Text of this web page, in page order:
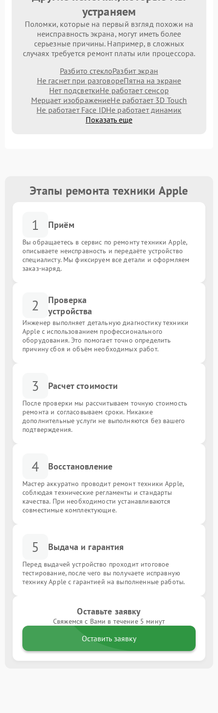
устраняем
Поломки, которые на первый взгляд похожи на
неисправность экрана, могут иметь более
серьезные причины. Например, в сложных
случаях требуется ремонт платы или процессора.
Разбито стеклоРазбит экран
Не гаснет при разговореПятна на экране
Нет подсветкиНе работает сенсор
Мерцает изображениеНе работает 3D Touch
Не работает Face IDНе работает динамик
Показать еще
Этапы ремонта техники Apple
1 Приём
Вы обращаетесь в сервис по ремонту техники Apple,
описываете неисправность и передаёте устройство
специалисту. Мы фиксируем все детали и оформляем
заказ-наряд.
2
Проверка
устройства
Инженер выполняет детальную диагностику техники
Apple с использованием профессионального
оборудования. Это помогает точно определить
причину сбоя и объём необходимых работ.
3 Расчет стоимости
После проверки мы рассчитываем точную стоимость
ремонта и согласовываем сроки. Никакие
дополнительные услуги не выполняются без вашего
подтверждения.
4 Восстановление
Мастер аккуратно проводит ремонт техники Apple,
соблюдая технические регламенты и стандарты
качества. При необходимости устанавливаются
совместимые комплектующие.
5 Выдача и гарантия
Перед выдачей устройство проходит итоговое
тестирование, после чего вы получаете исправную
технику Apple с гарантией на выполненные работы.
Оставьте заявку
Свяжемся с Вами в течение 5 минут
Оставить заявку